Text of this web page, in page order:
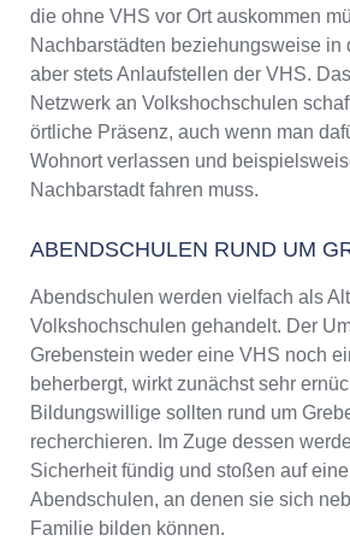
die ohne VHS vor Ort auskommen
Nachbarstädten beziehungsweise in
aber stets Anlaufstellen der VHS.
Netzwerk an Volkshochschulen
örtliche Präsenz, auch wenn man
Wohnort verlassen und
Nachbarstadt fahren muss.
ABENDSCHULEN RUND UM
Abendschulen werden vielfach als
Volkshochschulen gehandelt. Der
Grebenstein weder eine VHS noch
beherbergt, wirkt zunächst sehr
Bildungswillige sollten rund um
recherchieren. Im Zuge dessen
Sicherheit fündig und stoßen auf
Abendschulen, an denen sie sich
Familie bilden können.